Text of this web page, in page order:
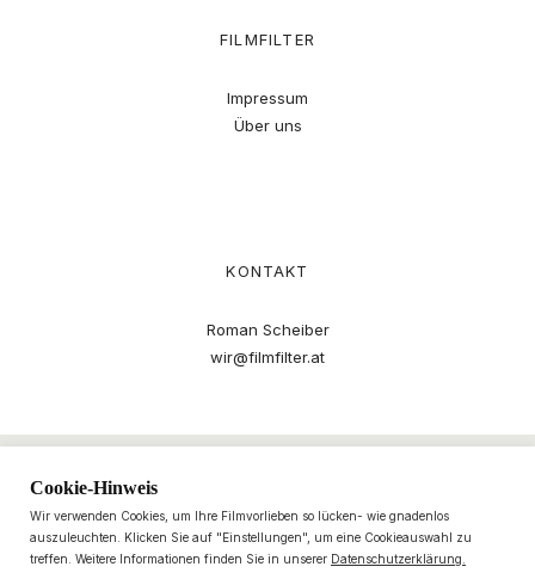
FILMFILTER
Impressum
Über uns
KONTAKT
Roman Scheiber
wir@filmfilter.at
Cookie-Hinweis
Wir verwenden Cookies, um Ihre Filmvorlieben so lücken- wie gnadenlos
auszuleuchten. Klicken Sie auf "Einstellungen", um eine Cookieauswahl zu
treffen. Weitere Informationen finden Sie in unserer Datenschutzerklärung.